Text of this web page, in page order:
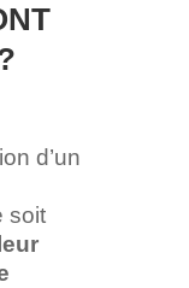
d’un
soit